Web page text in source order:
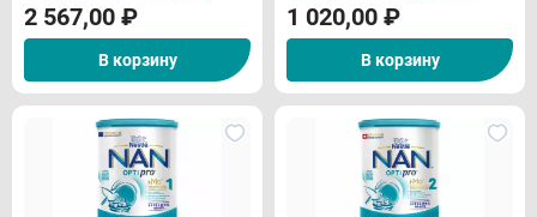
2 567,00 ₽
В корзину
1 020,00 ₽
В корзину